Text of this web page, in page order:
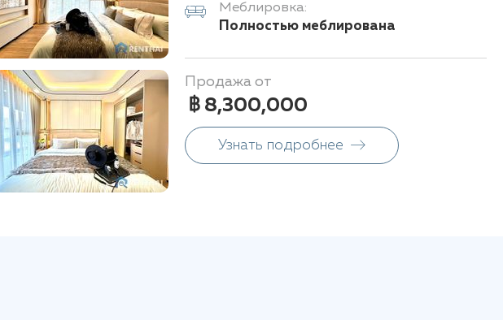
Меблировка:
Полностью меблирована
Продажа от
฿ 8,300,000
Узнать подробнее